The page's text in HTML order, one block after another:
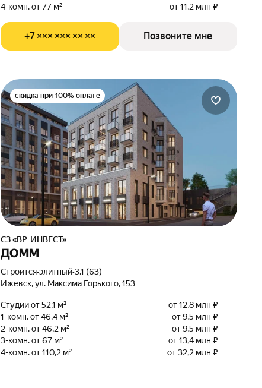
4-комн. от 77 м²
от 11,2 млн ₽
+7 ××× ××× ×× ×× Позвоните мне
скидка при 100% оплате
СЗ «ВР-ИНВЕСТ»
ДОММ
Строится•элитный•3.1 (63)
Ижевск, ул. Максима Горького, 153
Студии от 52,1 м²
от 12,8 млн ₽
1-комн. от 46,4 м²
от 9,5 млн ₽
2-комн. от 46,2 м²
от 9,5 млн ₽
3-комн. от 67 м²
от 13,4 млн ₽
4-комн. от 110,2 м²
от 32,2 млн ₽